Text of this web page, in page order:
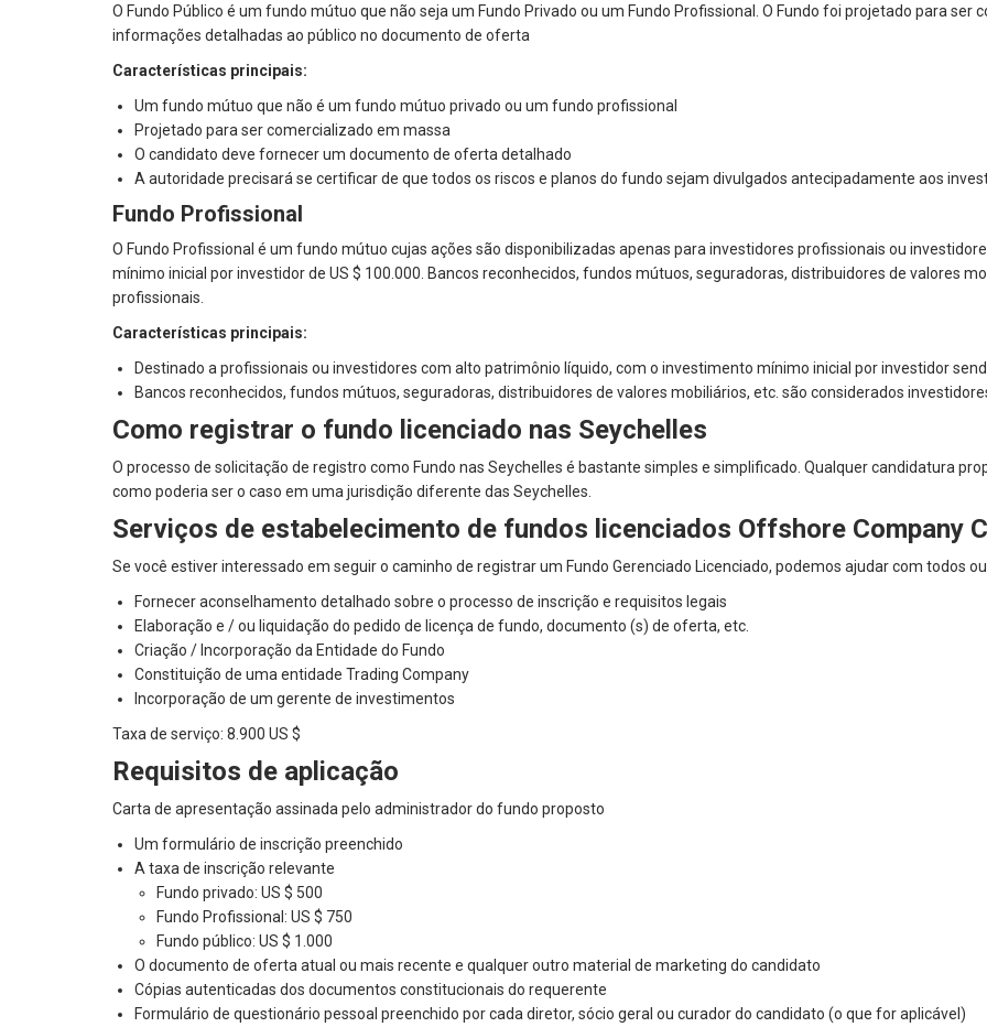
O Fundo Público é um fundo mútuo que não seja um Fundo Privado ou um Fundo Profissional. O Fundo foi projetado para
informações detalhadas ao público no documento de oferta
Características principais:
Um fundo mútuo que não é um fundo mútuo privado ou um fundo profissional
Projetado para ser comercializado em massa
O candidato deve fornecer um documento de oferta detalhado
A autoridade precisará se certificar de que todos os riscos e planos do fundo sejam divulgados antecipadamente aos
Fundo Profissional
O Fundo Profissional é um fundo mútuo cujas ações são disponibilizadas apenas para investidores profissionais ou
mínimo inicial por investidor de US $ 100.000. Bancos reconhecidos, fundos mútuos, seguradoras, distribuidores de valores
profissionais.
Características principais:
Destinado a profissionais ou investidores com alto patrimônio líquido, com o investimento mínimo inicial por investidor
Bancos reconhecidos, fundos mútuos, seguradoras, distribuidores de valores mobiliários, etc. são considerados
Como registrar o fundo licenciado nas Seychelles
O processo de solicitação de registro como Fundo nas Seychelles é bastante simples e simplificado. Qualquer candidatura
como poderia ser o caso em uma jurisdição diferente das Seychelles.
Serviços de estabelecimento de fundos licenciados Offshore Company
Se você estiver interessado em seguir o caminho de registrar um Fundo Gerenciado Licenciado, podemos ajudar com todos
Fornecer aconselhamento detalhado sobre o processo de inscrição e requisitos legais
Elaboração e / ou liquidação do pedido de licença de fundo, documento (s) de oferta, etc.
Criação / Incorporação da Entidade do Fundo
Constituição de uma entidade Trading Company
Incorporação de um gerente de investimentos
Taxa de serviço: 8.900 US $
Requisitos de aplicação
Carta de apresentação assinada pelo administrador do fundo proposto
Um formulário de inscrição preenchido
A taxa de inscrição relevante
Fundo privado: US $ 500
Fundo Profissional: US $ 750
Fundo público: US $ 1.000
O documento de oferta atual ou mais recente e qualquer outro material de marketing do candidato
Cópias autenticadas dos documentos constitucionais do requerente
Formulário de questionário pessoal preenchido por cada diretor, sócio geral ou curador do candidato (o que for aplicável)